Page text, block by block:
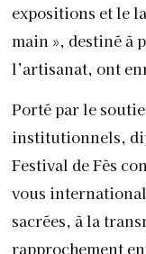
expositions et le
main », destiné à
l’artisanat, ont
Porté par le
institutionnels,
Festival de Fès
vous
sacrées, à la
rapprochement